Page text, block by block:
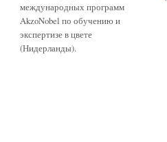
международных программ
AkzoNobel по обучению и
экспертизе в цвете
(Нидерланды).